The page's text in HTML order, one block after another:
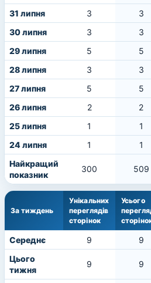
31 липня
3 3
30 липня
3 3
29 липня
5 5
28 липня
3 3
27 липня
5 5
26 липня
2 2
25 липня
1 1
24 липня
1 1
Найкращий
показник
300 509
За тиждень
Унікальних
переглядів
сторінок
Усього
Середнє 9 9
Цього
тижня
9 9